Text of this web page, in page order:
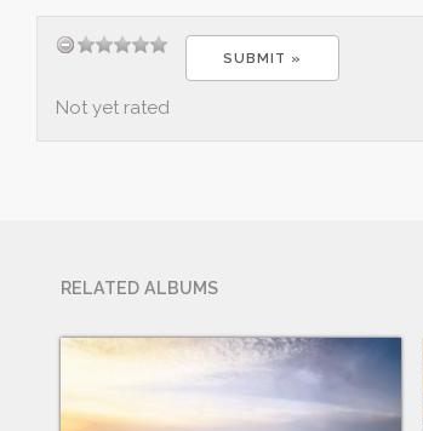
Not yet rated
RELATED ALBUMS